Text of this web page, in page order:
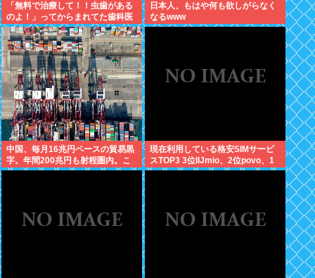
「無料で治療して！！虫歯がある
のよ！」ってからまれてた歯科医
の旦那がいるママ
日本人、もはや何も欲しがらなく
なるwww
中国、毎月16兆円ペースの貿易黒
字。年間200兆円も射程圏内。こ
んなん持続不能だろ！
現在利用している格安SIMサービ
スTOP3 3位IIJmio、2位povo、1
位ahamo